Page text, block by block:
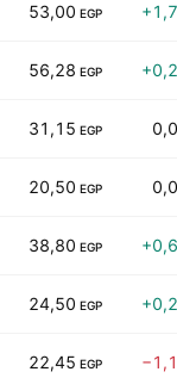
53,00 EGP
56,28 EGP
31,15 EGP
20,50 EGP
38,80 EGP
24,50 EGP
22,45 EGP